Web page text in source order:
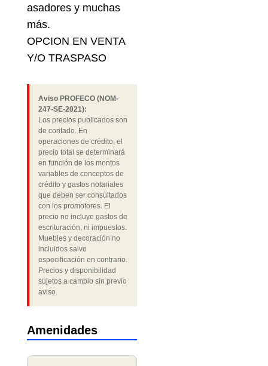
asadores y muchas
más.
OPCION EN VENTA
Y/O TRASPASO
Aviso PROFECO (NOM-
247-SE-2021):
Los precios publicados son
de contado. En
operaciones de crédito, el
precio total se determinará
en función de los montos
variables de conceptos de
crédito y gastos notariales
que deben ser consultados
con los promotores. El
precio no incluye gastos de
escrituración, ni impuestos.
Muebles y decoración no
incluidos salvo
especificación en contrario.
Precios y disponibilidad
sujetos a cambio sin previo
aviso.
Amenidades